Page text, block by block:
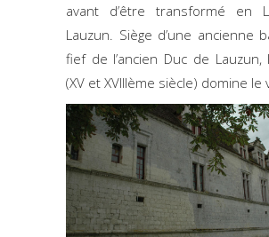
avant d’être transformé en
Lauzun. Siège d’une ancienne
fief de l’ancien Duc de Lauzun,
(XV et XVIIIème siècle) domine le